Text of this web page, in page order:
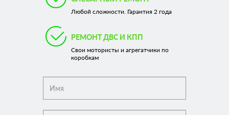
Любой сложности. Гарантия 2 года
РЕМОНТ ДВС И КПП
Свои мотористы и агрегатчики по
коробкам